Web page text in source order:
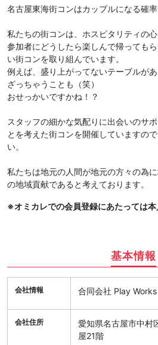
名古屋東海街コンはカップルになる確
私たちの街コンは、ホスピタリティの
参加者にどうしたら楽しんで帰っても
い街コンを取り組んでいます。
例えば、盛り上がってないテーブルが
ざっちゃうことも（笑）
おせっかいですかね！？
スタッフの細かな気配りに出会いのサ
とを考えた街コンを開催していますの
い。
私たちは地元の人間が地元の方々の為
の地域貢献であると考えております。
※オミカレでの会員登録にあたっては本
基本情報
会社情報 合同会社 Play Works
会社住所
愛知県名古屋市中村
屋21階